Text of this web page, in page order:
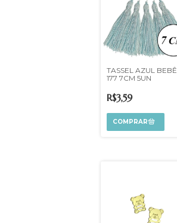
TASSEL AZUL BEBÊ
177 7CM 5UN
R$3,59